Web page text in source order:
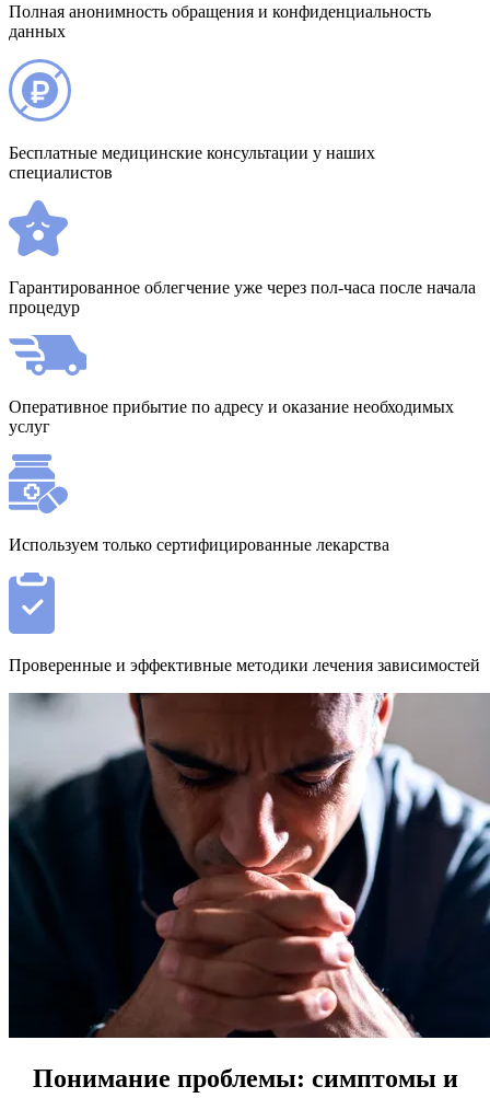
Полная анонимность обращения и конфиденциальность
данных
Бесплатные медицинские консультации у наших
специалистов
Гарантированное облегчение уже через пол-часа после начала
процедур
Оперативное прибытие по адресу и оказание необходимых
услуг
Используем только сертифицированные лекарства
Проверенные и эффективные методики лечения зависимостей
Понимание проблемы: симптомы и